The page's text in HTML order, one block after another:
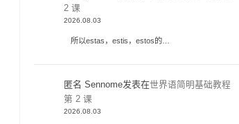
2 课
2026.08.03
所以estas，estis，estos的…
匿名 Sennome发表在世界语简明基础教程
第 2 课
2026.08.03